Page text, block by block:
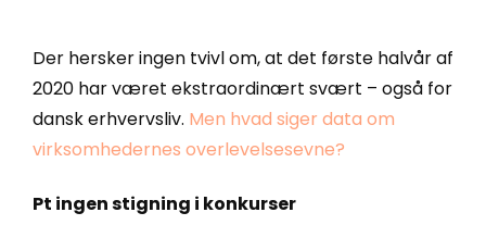
Der hersker ingen tvivl om, at det første halvår af
2020 har været ekstraordinært svært – også for
dansk erhvervsliv. Men hvad siger data om
virksomhedernes overlevelsesevne?
Pt ingen stigning i konkurser